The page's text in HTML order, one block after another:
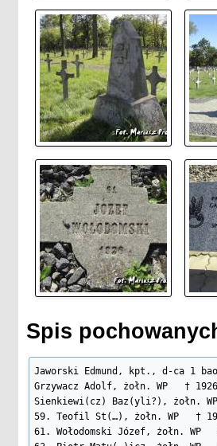
Spis
Jaworski Edmund, kpt., d-ca 1
Grzywacz Adolf, żołn. WP   † 1926
Sienkiewi(cz) Baz(yli?), żołn.
59. Teofil St(…), żołn. WP   †
61. Wołodomski Józef, żołn. WP